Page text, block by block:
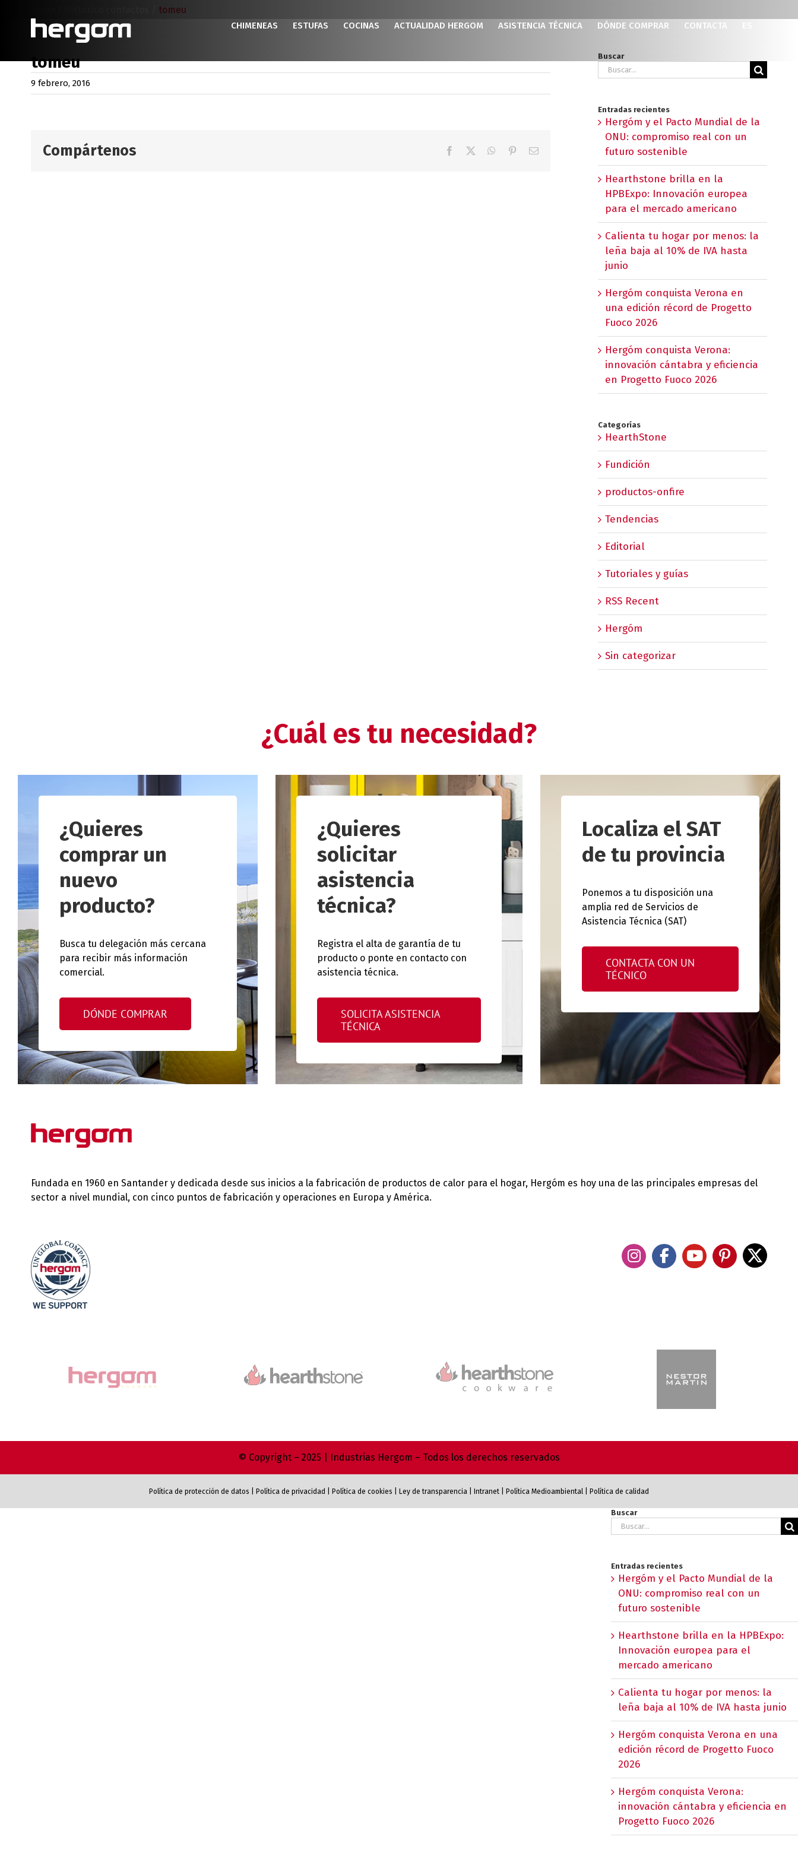
contenido
CHIMENEAS ESTUFAS COCINAS ACTUALIDAD HERGOM ASISTENCIA TÉCNICA DÓNDE COMPRAR CONTACTA
tomeu
tomeu
9 febrero, 2016
Compártenos Facebook WhatsApp
PinterestCorreo
Buscar
Buscar:
Entradas recientes
Hergóm y el Pacto Mundial de la
ONU: compromiso real con un
futuro sostenible
Hearthstone brilla en la
HPBExpo: Innovación europea
para el mercado americano
Calienta tu hogar por menos: la
leña baja al 10% de IVA hasta
junio
Hergóm conquista Verona en
una edición récord de Progetto
Fuoco 2026
Hergóm conquista Verona:
innovación cántabra y eficiencia
en Progetto Fuoco 2026
Categorías
HearthStone
Fundición
productos-onfire
Tendencias
Editorial
Tutoriales y guías
RSS Recent
Hergóm
Sin categorizar
¿Cuál es tu necesidad?
¿Quieres
comprar un
nuevo
producto?
Busca tu delegación más cercana
para recibir más información
comercial.
DÓNDE COMPRAR
¿Quieres
solicitar
asistencia
técnica?
Registra el alta de garantía de tu
producto o ponte en contacto con
asistencia técnica.
SOLICITA ASISTENCIA
TÉCNICA
Localiza el SAT
de tu provincia
Ponemos a tu disposición una
amplia red de Servicios de
Asistencia Técnica (SAT)
CONTACTA CON UN
TÉCNICO
Fundada en 1960 en Santander y dedicada desde sus inicios a la fabricación de productos de calor para el hogar, Hergóm es hoy una de las principales empresas del
sector a nivel mundial, con cinco puntos de fabricación y operaciones en Europa y América.
© Copyright – 2025 | Industrias Hergom – Todos los derechos reservados
Política de protección de datos Política de privacidad Política de cookies Ley de transparencia Intranet Política Medioambiental Política de calidad
Buscar
Buscar:
Entradas recientes
Hergóm y el Pacto Mundial de la
ONU: compromiso real con un
futuro sostenible
Hearthstone brilla en la HPBExpo:
Innovación europea para el
mercado americano
Calienta tu hogar por menos: la
leña baja al 10% de IVA hasta junio
Hergóm conquista Verona en una
edición récord de Progetto Fuoco
2026
Hergóm conquista Verona:
innovación cántabra y eficiencia en
Progetto Fuoco 2026